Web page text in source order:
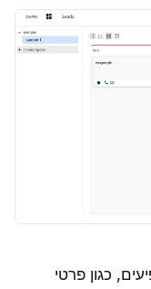
כגון פרטי